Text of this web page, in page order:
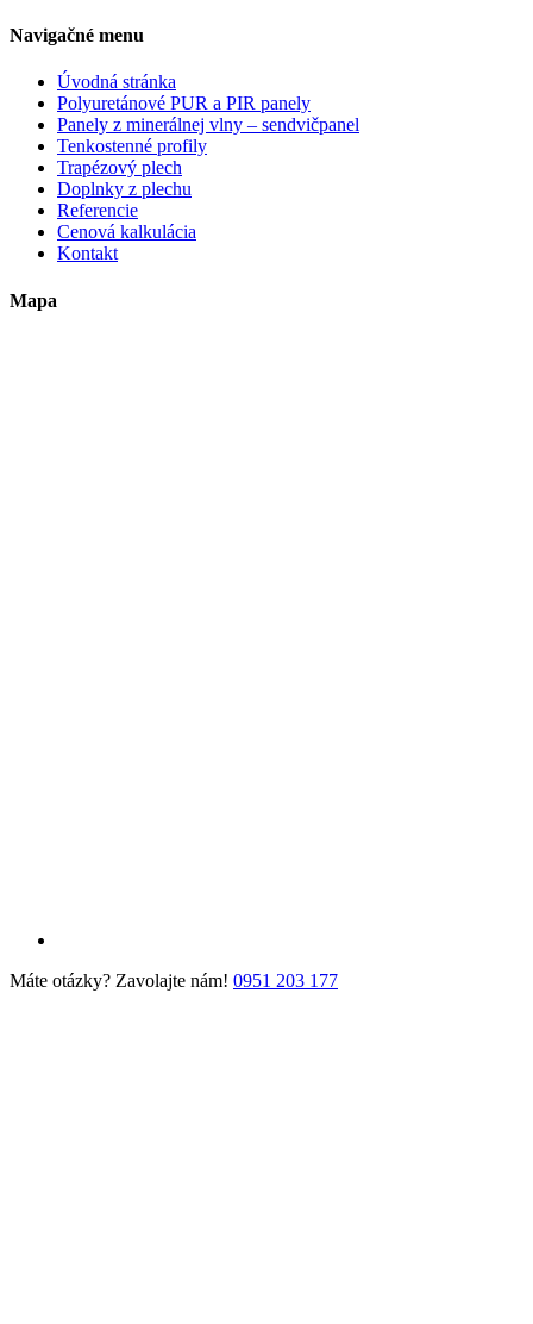
Navigačné menu
Úvodná stránka
Polyuretánové PUR a PIR panely
Panely z minerálnej vlny – sendvičpanel
Tenkostenné profily
Trapézový plech
Doplnky z plechu
Referencie
Cenová kalkulácia
Kontakt
Mapa
Máte otázky? Zavolajte nám! 0951 203 177